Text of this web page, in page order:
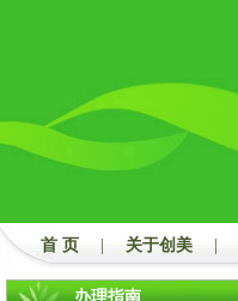
首 页 关于创美
办理指南